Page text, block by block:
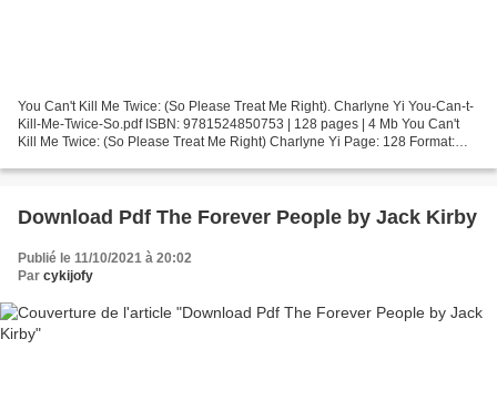
You Can't Kill Me Twice: (So Please Treat Me Right). Charlyne Yi You-Can-t-
Kill-Me-Twice-So.pdf ISBN: 9781524850753 | 128 pages | 4 Mb You Can't
Kill Me Twice: (So Please Treat Me Right) Charlyne Yi Page: 128 Format:
Download Pdf The Forever People by Jack Kirby
Publié le 11/10/2021 à 20:02
Par cykijofy